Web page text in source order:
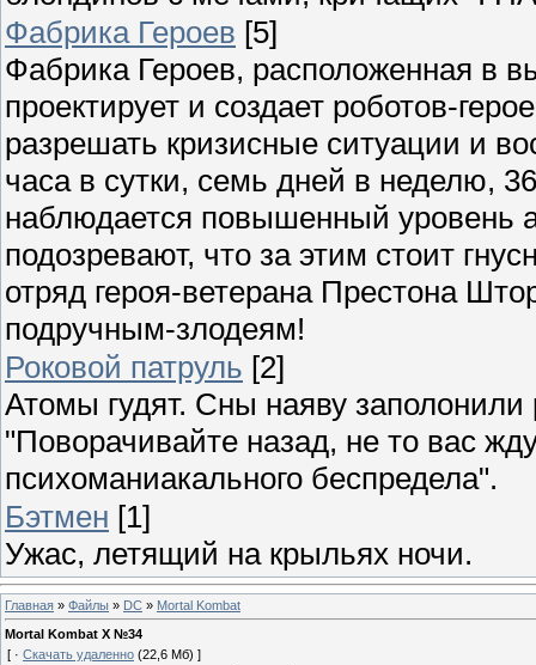
Фабрика Героев [5]
Фабрика Героев, расположенная в
проектирует и создает роботов-
разрешать кризисные ситуации и
часа в сутки, семь дней в неделю,
наблюдается повышенный уровень
подозревают, что за этим стоит
отряд героя-ветерана Престона
подручным-злодеям!
Роковой патруль [2]
Атомы гудят. Сны наяву
"Поворачивайте назад, не то вас
психоманиакального беспредела".
Бэтмен [1]
Ужас, летящий на крыльях ночи.
Главная » Файлы » DC » Mortal Kombat
Mortal Kombat X №34
[ · Скачать удаленно (22,6 Мб) ]